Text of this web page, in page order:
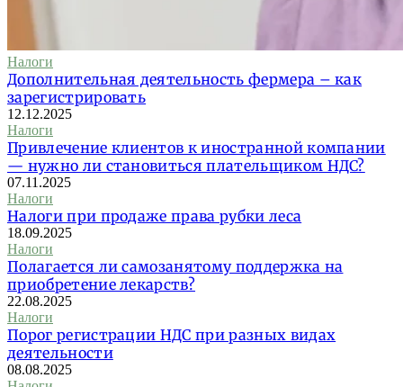
Налоги
Дополнительная деятельность фермера – как
зарегистрировать
12.12.2025
Налоги
Привлечение клиентов к иностранной компании
— нужно ли становиться плательщиком НДС?
07.11.2025
Налоги
Налоги при продаже права рубки леса
18.09.2025
Налоги
Полагается ли самозанятому поддержка на
приобретение лекарств?
22.08.2025
Налоги
Порог регистрации НДС при разных видах
деятельности
08.08.2025